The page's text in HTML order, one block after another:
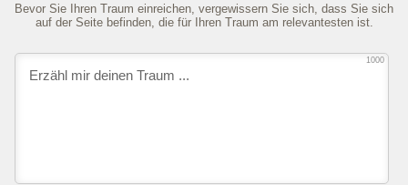
Bevor Sie Ihren Traum einreichen, vergewissern Sie sich, dass Sie sich
auf der Seite befinden, die für Ihren Traum am relevantesten ist.
1000